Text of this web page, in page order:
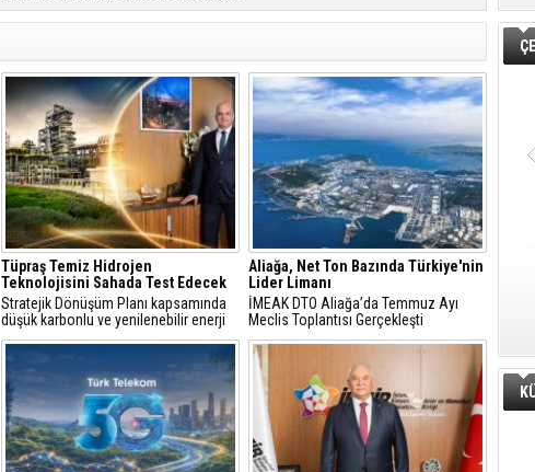
Tüpraş Temiz Hidrojen
Teknolojisini Sahada Test Edecek
Stratejik Dönüşüm Planı kapsamında
düşük karbonlu ve yenilenebilir enerji
çözümlerine odaklanan Tüpraş, temiz
hidrojen teknolojileri alanında yenilikçi
projelere öncülük ediyor.
Aliağa, Net Ton Bazında Türkiye'nin
Lider Limanı
İMEAK DTO Aliağa’da Temmuz Ayı
Meclis Toplantısı Gerçekleşti